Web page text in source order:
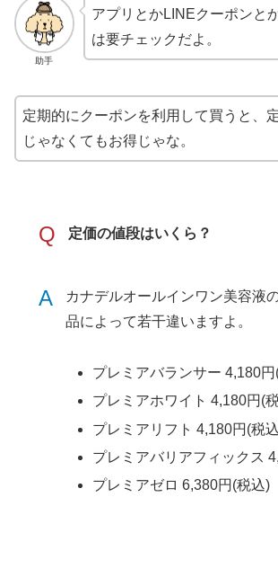
助手
アプリとかLINEクーポンと
は要チェックだよ。
定期的にクーポンを利用して買うと、
じゃなくてもお得じゃな。
Q 定価の値段はいくら？
A
カナデルオールインワン美容液
品によって若干違いますよ。
プレミアバランサー 4,180円
プレミアホワイト 4,180円(
プレミアリフト 4,180円(税
プレミアバリアフィックス
プレミアゼロ 6,380円(税込)